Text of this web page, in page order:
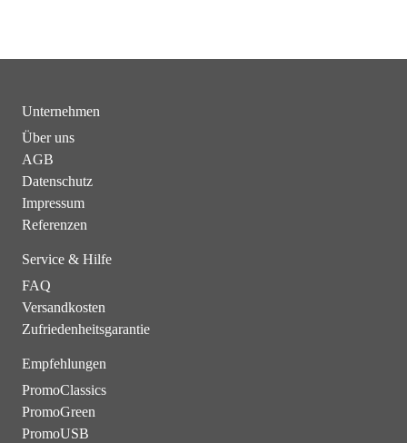
Unternehmen
Über uns
AGB
Datenschutz
Impressum
Referenzen
Service & Hilfe
FAQ
Versandkosten
Zufriedenheitsgarantie
Empfehlungen
PromoClassics
PromoGreen
PromoUSB